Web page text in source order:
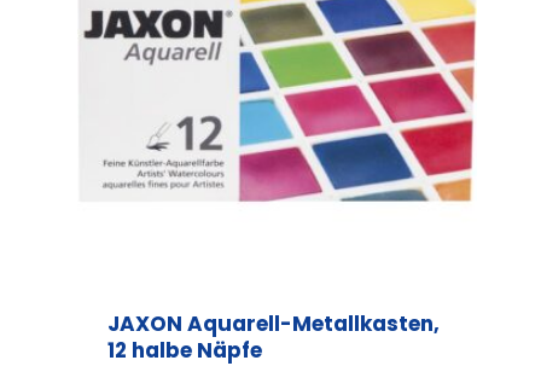
JAXON Aquarell-Metallkasten,
12 halbe Näpfe